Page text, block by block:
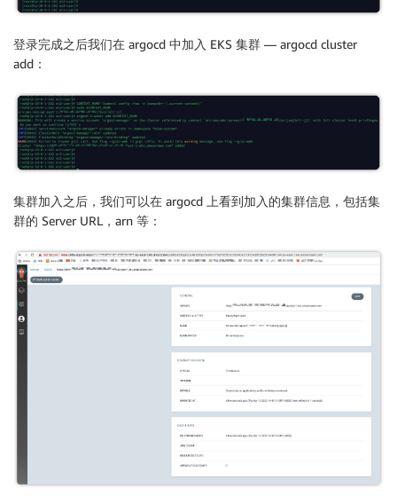
登录完成之后我们在 argocd 中加入 EKS 集群 — argocd cluster
add：
集群加入之后，我们可以在 argocd 上看到加入的集群信息，包括集
群的 Server URL，arn 等：